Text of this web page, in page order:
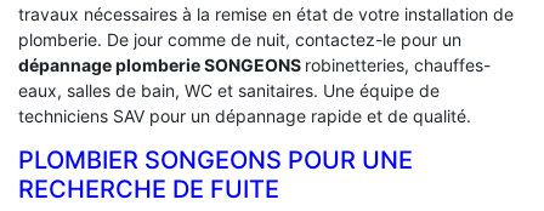
travaux nécessaires à la remise en état de votre installation de
plomberie. De jour comme de nuit, contactez-le pour un
dépannage plomberie SONGEONS robinetteries, chauffes-
eaux, salles de bain, WC et sanitaires. Une équipe de
techniciens SAV pour un dépannage rapide et de qualité.
PLOMBIER SONGEONS POUR UNE
RECHERCHE DE FUITE